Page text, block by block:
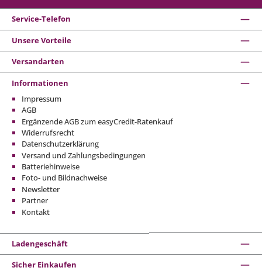
Service-Telefon
Unsere Vorteile
Versandarten
Informationen
Impressum
AGB
Ergänzende AGB zum easyCredit-Ratenkauf
Widerrufsrecht
Datenschutzerklärung
Versand und Zahlungsbedingungen
Batteriehinweise
Foto- und Bildnachweise
Newsletter
Partner
Kontakt
Ladengeschäft
Sicher Einkaufen